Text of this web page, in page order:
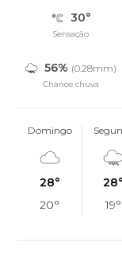
30°
Sensação
56% (0.28mm)
Chance chuva
Domingo
28°
20°
28°
19°